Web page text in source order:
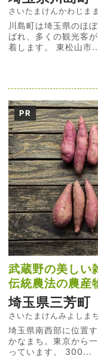
さいたまけんかわじま
川島町は埼玉県のほ
ばれ、多くの観光客
着します。 東松山市
PR
武蔵野の美しい
伝統農法の農産
埼玉県三芳町
さいたまけんみよしま
埼玉県南西部に位置
かなまち。東京から
っています。 300...